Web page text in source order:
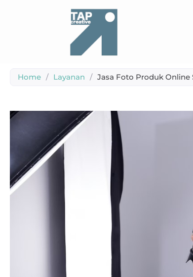
Home / Layanan / Jasa Foto Produk Online